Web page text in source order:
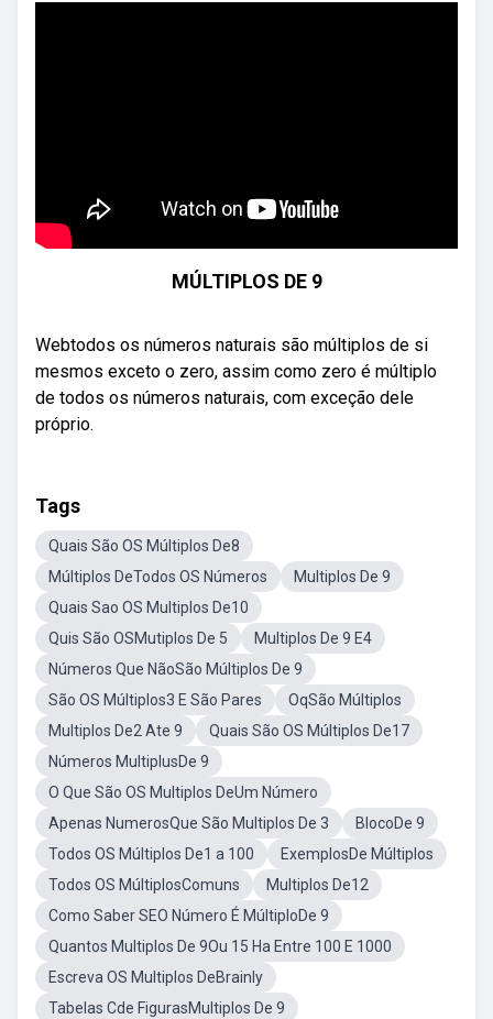
MÚLTIPLOS DE 9
Webtodos os números naturais são múltiplos de si
mesmos exceto o zero, assim como zero é múltiplo
de todos os números naturais, com exceção dele
próprio.
Tags
Quais São OS Múltiplos De8
Múltiplos DeTodos OS Números
Multiplos De 9
Quais Sao OS Multiplos De10
Quis São OSMutiplos De 5
Multiplos De 9 E4
Números Que NãoSão Múltiplos De 9
São OS Múltiplos3 E São Pares
OqSão Múltiplos
Multiplos De2 Ate 9
Quais São OS Múltiplos De17
Números MultiplusDe 9
O Que São OS Multiplos DeUm Número
Apenas NumerosQue São Multiplos De 3
BlocoDe 9
Todos OS Múltiplos De1 a 100
ExemplosDe Múltiplos
Todos OS MúltiplosComuns
Multiplos De12
Como Saber SEO Número É MúltiploDe 9
Quantos Multiplos De 9Ou 15 Ha Entre 100 E 1000
Escreva OS Multiplos DeBrainly
Tabelas Cde FigurasMultiplos De 9